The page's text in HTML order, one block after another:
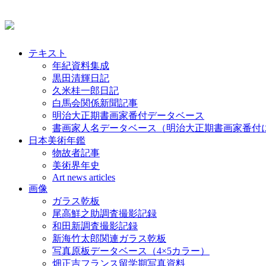
テキスト
年紀資料集成
黒田清輝日記
久米桂一郎日記
白馬会関係新聞記事
明治大正期書画家番付データベース
書画家人名データベース（明治大正期書画家番付
日本美術年鑑
物故者記事
美術界年史
Art news articles
画像
ガラス乾板
尾高鮮之助調査撮影記録
和田新調査撮影記録
新海竹太郎関連ガラス乾板
写真原板データベース（4×5カラー）
畑正吉フランス留学期写真資料